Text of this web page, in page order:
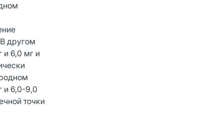
другом
и 6,0 мг и
и 6,0-9,0
точки